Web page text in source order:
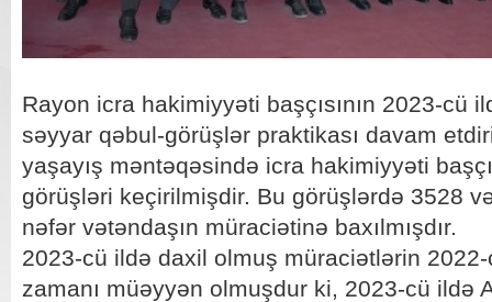
Rayon icra hakimiyyəti başçısının 2023-cü
səyyar qəbul-görüşlər praktikası davam
yaşayış məntəqəsində icra hakimiyyəti
görüşləri keçirilmişdir. Bu görüşlərdə 3528
nəfər vətəndaşın müraciətinə baxılmışdır.
2023-cü ildə daxil olmuş müraciətlərin
zamanı müəyyən olmuşdur ki, 2023-cü ildə